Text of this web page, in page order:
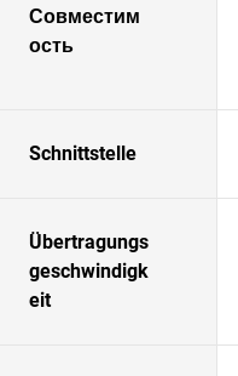
Совместим
ость
Schnittstelle
Übertragungs
geschwindigk
eit